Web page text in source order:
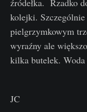
źródełka. Rzadko
kolejki.
pielgrzymkowym
wyraźny ale
kilka butelek. Woda
JC